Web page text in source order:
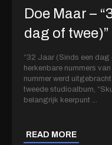
Doe Maar –
dag of twee)”
“32 Jaar (Sinds een dag
herkenbare nummers
nummer werd
tweede studioalbum,
belangrijk keerpunt
READ MORE